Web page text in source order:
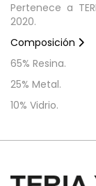
Pertenece a
2020.
Composición
65% Resina.
25% Metal.
10% Vidrio.